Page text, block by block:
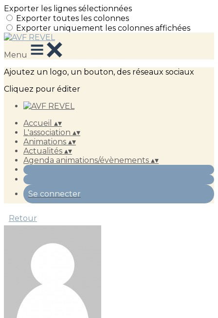
Exporter les lignes sélectionnées
Exporter toutes les colonnes
Exporter uniquement les colonnes affichées
Menu
Ajoutez un logo, un bouton, des réseaux sociaux
Cliquez pour éditer
Accueil ▴▾
L'association ▴▾
Animations ▴▾
Actualités ▴▾
Agenda animations/évènements ▴▾
Se connecter
Retour